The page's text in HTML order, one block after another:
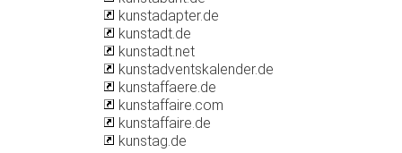
kunstadapter.de
kunstadt.de
kunstadt.net
kunstadventskalender.de
kunstaffaere.de
kunstaffaire.com
kunstaffaire.de
kunstag.de